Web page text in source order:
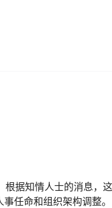
据知情人士的消息，
任命和组织架构调整。